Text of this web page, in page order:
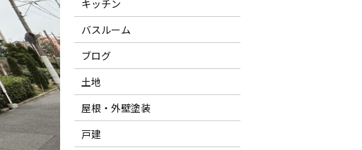
キッチン
バスルーム
ブログ
土地
屋根・外壁塗装
戸建